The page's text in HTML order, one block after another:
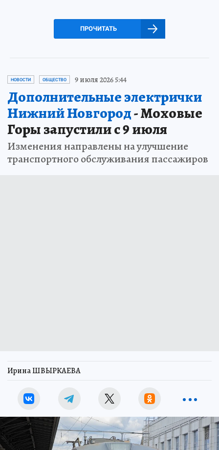
ПРОЧИТАТЬ
НОВОСТИ ОБЩЕСТВО 9 июля 2026 5:44
Дополнительные электрички
Нижний Новгород- Моховые
Горы запустили с 9 июля
Изменения направлены на улучшение
транспортного обслуживания пассажиров
Ирина ШВЫРКАЕВА